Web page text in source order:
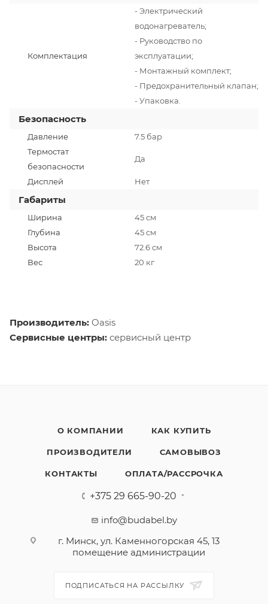
Комплектация
- Электрический
водонагреватель;
- Руководство по
эксплуатации;
- Монтажный комплект;
- Предохранительный клапан;
- Упаковка.
Безопасность
Давление
7.5 бар
Термостат
безопасности
Да
Дисплей Нет
Габариты
Ширина
45 см
Глубина
45 см
Высота
72.6 см
Вес
20 кг
Производитель: Oasis
Сервисные центры: сервисный центр
О КОМПАНИИ КАК КУПИТЬ
ПРОИЗВОДИТЕЛИ САМОВЫВОЗ
КОНТАКТЫ ОПЛАТА/РАССРОЧКА
+375 29 665-90-20
info@budabel.by
г. Минск, ул. Каменногорская 45, 13
помещение администрации
ПОДПИСАТЬСЯ НА РАССЫЛКУ